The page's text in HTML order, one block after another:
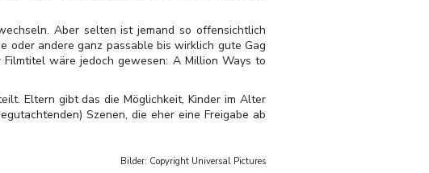
Aber selten ist jemand so offensichtlich
oder andere ganz passable bis wirklich gute Gag
wäre jedoch gewesen: A Million Ways to
Eltern gibt das die Möglichkeit, Kinder im Alter
Szenen, die eher eine Freigabe ab
Bilder: Copyright Universal Pictures